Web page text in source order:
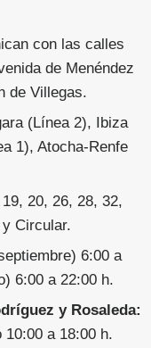
con las calles
de Menéndez
de Villegas.
(Línea 2), Ibiza
1), Atocha-Renfe
20, 26, 28, 32,
Circular.
6:00 a
6:00 a 22:00 h.
y Rosaleda:
a 18:00 h.